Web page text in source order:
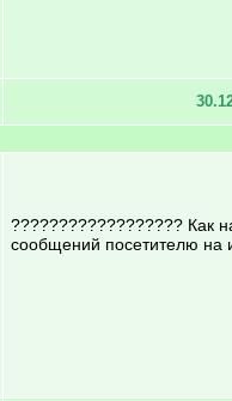
?????????????????? Как
сообщений посетителю на